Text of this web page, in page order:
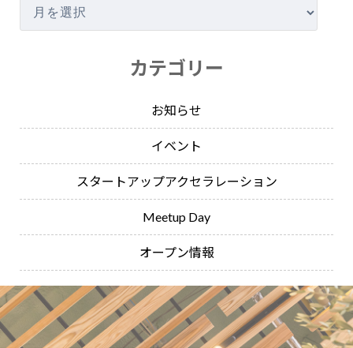
カテゴリー
お知らせ
イベント
スタートアップアクセラレーション
Meetup Day
オープン情報